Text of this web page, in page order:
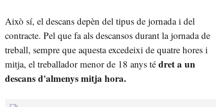
Això sí, el descans depèn del tipus de jornada i del
contracte. Pel que fa als descansos durant la jornada de
treball, sempre que aquesta excedeixi de quatre hores i
mitja, el treballador menor de 18 anys té dret a un
descans d'almenys mitja hora.